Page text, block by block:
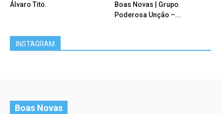
Álvaro Tito.
Boas Novas | Grupo
Poderosa Unção –...
INSTAGRAM
Boas Novas